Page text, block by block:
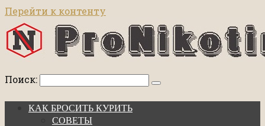
Перейти к контенту
Поиск:
КАК БРОСИТЬ КУРИТЬ
СОВЕТЫ